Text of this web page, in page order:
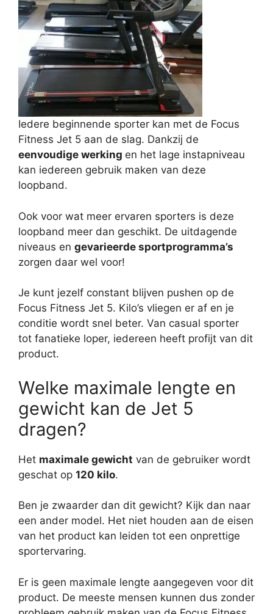
Iedere beginnende sporter kan met de Focus
Fitness Jet 5 aan de slag. Dankzij de
eenvoudige werking en het lage instapniveau
kan iedereen gebruik maken van deze
loopband.
Ook voor wat meer ervaren sporters is deze
loopband meer dan geschikt. De uitdagende
niveaus en gevarieerde sportprogramma’s
zorgen daar wel voor!
Je kunt jezelf constant blijven pushen op de
Focus Fitness Jet 5. Kilo’s vliegen er af en je
conditie wordt snel beter. Van casual sporter
tot fanatieke loper, iedereen heeft profijt van dit
product.
Welke maximale lengte en
gewicht kan de Jet 5
dragen?
Het maximale gewicht van de gebruiker wordt
geschat op 120 kilo.
Ben je zwaarder dan dit gewicht? Kijk dan naar
een ander model. Het niet houden aan de eisen
van het product kan leiden tot een onprettige
sportervaring.
Er is geen maximale lengte aangegeven voor dit
product. De meeste mensen kunnen dus zonder